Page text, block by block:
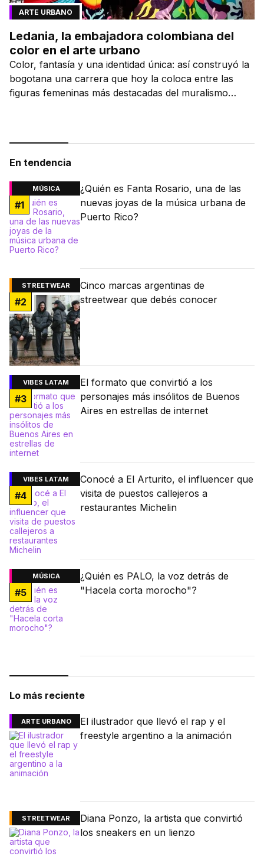
ARTE URBANO
Ledania, la embajadora colombiana del
color en el arte urbano
Color, fantasía y una identidad única: así construyó la
bogotana una carrera que hoy la coloca entre las
figuras femeninas más destacadas del muralismo
En tendencia
MÚSICA
#1
¿Quién es Fanta Rosario, una de las
nuevas joyas de la música urbana de
Puerto Rico?
STREETWEAR
#2
Cinco marcas argentinas de
streetwear que debés conocer
VIBES LATAM
#3
El formato que convirtió a los
personajes más insólitos de Buenos
Aires en estrellas de internet
VIBES LATAM
#4
Conocé a El Arturito, el influencer que
visita de puestos callejeros a
restaurantes Michelin
MÚSICA
#5
¿Quién es PALO, la voz detrás de
"Hacela corta morocho"?
Lo más reciente
ARTE URBANO
El ilustrador que llevó el rap y el
freestyle argentino a la animación
STREETWEAR
Diana Ponzo, la artista que convirtió
los sneakers en un lienzo